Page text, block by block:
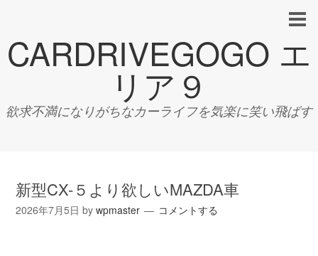
CARDRIVEGOGO エ
リア９
欲求不満になりがちなカーライフを気楽に笑い飛ばす
新型CX-５より欲しいMAZDA車
2026年7月5日 bywpmaster コメントする